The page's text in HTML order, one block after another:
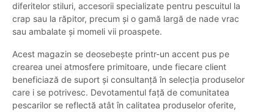
diferitelor stiluri, accesorii specializate pentru pescuitul la
crap sau la răpitor, precum și o gamă largă de nade vrac
sau ambalate și momeli vii proaspete.
Acest magazin se deosebește printr-un accent pus pe
crearea unei atmosfere primitoare, unde fiecare client
beneficiază de suport și consultanță în selecția produselor
care i se potrivesc. Devotamentul față de comunitatea
pescarilor se reflectă atât în calitatea produselor oferite,